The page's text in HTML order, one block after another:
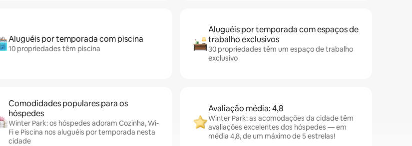
Aluguéis por temporada com piscina
10 propriedades têm piscina
Aluguéis por temporada com espaços de
trabalho exclusivos
30 propriedades têm um espaço de trabalho
exclusivo
Comodidades populares para os
hóspedes
Winter Park: os hóspedes adoram Cozinha, Wi-
Fi e Piscina nos aluguéis por temporada nesta
cidade
Avaliação média: 4,8
Winter Park: as acomodações da cidade têm
avaliações excelentes dos hóspedes — em
média 4,8, de um máximo de 5 estrelas!